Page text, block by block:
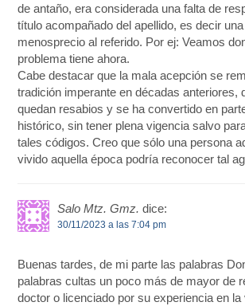
de antaño, era considerada una falta de
título acompañado del apellido, es decir
menosprecio al referido. Por ej: Veamos
problema tiene ahora.
Cabe destacar que la mala acepción se
tradición imperante en décadas anteriores,
quedan resabios y se ha convertido en
histórico, sin tener plena vigencia salvo
tales códigos. Creo que sólo una persona
vivido aquella época podría reconocer tal
Salo Mtz. Gmz. dice:
30/11/2023 a las 7:04 pm
Buenas tardes, de mi parte las palabras
palabras cultas un poco más de mayor de
doctor o licenciado por su experiencia en la